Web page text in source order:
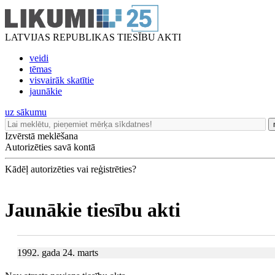
LATVIJAS REPUBLIKAS TIESĪBU AKTI
veidi
tēmas
visvairāk skatītie
jaunākie
uz sākumu
Izvērstā meklēšana
Autorizēties savā kontā
Kādēļ autorizēties vai reģistrēties?
Jaunākie tiesību akti
1992. gada 24. marts